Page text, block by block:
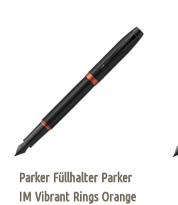
Parker Füllhalter Parker
IM Vibrant Rings Orange